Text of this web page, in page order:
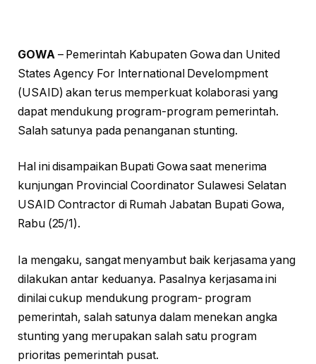
GOWA– Pemerintah Kabupaten Gowa dan United
States Agency For International Develompment
(USAID) akan terus memperkuat kolaborasi yang
dapat mendukung program-program pemerintah.
Salah satunya pada penanganan stunting.
Hal ini disampaikan Bupati Gowa saat menerima
kunjungan Provincial Coordinator Sulawesi Selatan
USAID Contractor di Rumah Jabatan Bupati Gowa,
Rabu (25/1).
Ia mengaku, sangat menyambut baik kerjasama yang
dilakukan antar keduanya. Pasalnya kerjasama ini
dinilai cukup mendukung program- program
pemerintah, salah satunya dalam menekan angka
stunting yang merupakan salah satu program
prioritas pemerintah pusat.